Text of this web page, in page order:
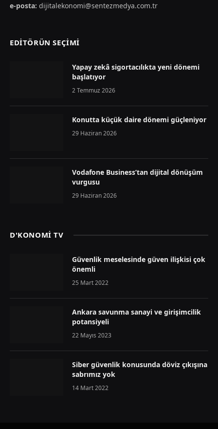
e-posta: dijitalekonomi@sentezmedya.com.tr
EDİTÖRÜN SEÇİMİ
Yapay zekâ sigortacılıkta yeni dönemi
başlatıyor
2 Temmuz 2026
Konutta küçük daire dönemi güçleniyor
29 Haziran 2026
Vodafone Business’tan dijital dönüşüm
vurgusu
29 Haziran 2026
D'KONOMİ TV
Güvenlik meselesinde güven ilişkisi çok
önemli
25 Mart 2022
Ankara savunma sanayi ve girişimcilik
potansiyeli
22 Mayıs 2023
Siber güvenlik konusunda döviz çıkışına
sabrımız yok
14 Mart 2022